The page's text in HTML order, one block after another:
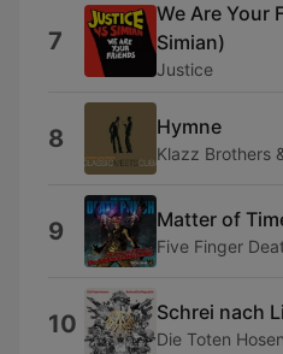
7
We Are Your
Simian)
Justice
8 Hymne
Klazz Brothers
9 Matter of
Five Finger
10 Schrei nach
Die Toten Hosen